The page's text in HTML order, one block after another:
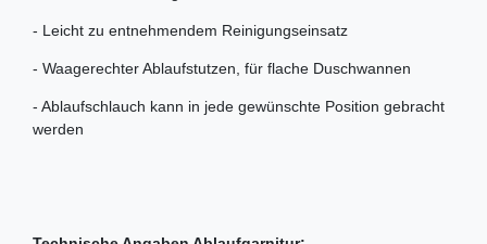
- Leicht zu entnehmendem Reinigungseinsatz
- Waagerechter Ablaufstutzen, für flache Duschwannen
- Ablaufschlauch kann in jede gewünschte Position gebracht
werden